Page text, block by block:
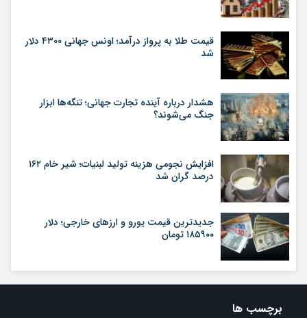
قیمت طلا به پرواز درآمد؛ اونس جهانی ۴۳۰۰ دلار
شد
هشدار درباره آینده تجارت جهانی؛ تنگه‌ها ابزار
جنگ می‌شوند؟
افزایش نجومی هزینه تولید لبنیات؛ شیر خام ۱۶۲
درصد گران شد
جدیدترین قیمت یورو و ارزهای خارجی؛ دلار
۱۸۵۹۰۰ تومان
برچسب ها